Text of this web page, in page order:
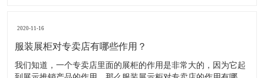
2020-11-16
服装展柜对专卖店有哪些作用？
我们知道，一个专卖店里面的展柜的作用是非常大的，因为它起